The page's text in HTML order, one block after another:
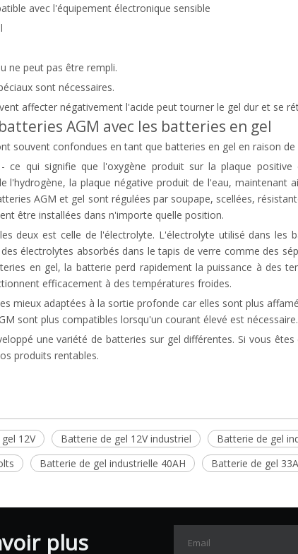
avec l'équipement électronique sensible
ne peut pas être rempli.
sont nécessaires.
affecter négativement l'acide peut tourner le gel dur et se
AGM avec les batteries en gel
souvent confondues en tant que batteries en gel en raison
ce qui signifie que l'oxygène produit sur la plaque positive
l'hydrogène, la plaque négative produit de l'eau, maintenant
AGM et gel sont régulées par soupape, scellées,
être installées dans n'importe quelle position.
deux est celle de l'électrolyte. L'électrolyte utilisé dans les
électrolytes absorbés dans le tapis de verre comme des
en gel, la batterie perd rapidement la puissance à des
efficacement à des températures froides.
mieux adaptées à la sortie profonde car elles sont plus
sont plus compatibles lorsqu'un courant élevé est nécessaire.
une variété de batteries sur gel différentes. Si vous
produits rentables.
12V Batterie de gel 12V industriel
Batterie de gel
Batterie de gel industrielle 40AH Batterie de gel
plus